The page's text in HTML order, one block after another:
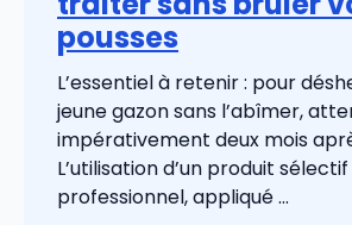
pousses
L’essentiel à retenir : pour
jeune gazon sans l’abîmer,
impérativement deux mois
L’utilisation d’un produit sélectif
professionnel, appliqué ...